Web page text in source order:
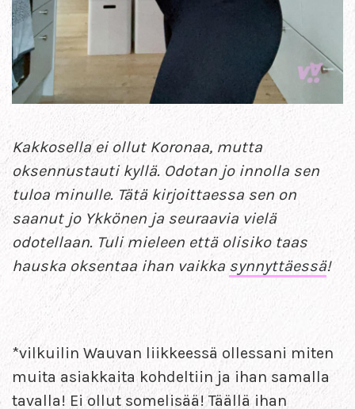
Kakkosella ei ollut Koronaa, mutta
oksennustauti kyllä. Odotan jo innolla sen
tuloa minulle. Tätä kirjoittaessa sen on
saanut jo Ykkönen ja seuraavia vielä
odotellaan. Tuli mieleen että olisiko taas
hauska oksentaa ihan vaikka synnyttäessä!
*vilkuilin Wauvan liikkeessä ollessani miten
muita asiakkaita kohdeltiin ja ihan samalla
tavalla! Ei ollut somelisää! Täällä ihan